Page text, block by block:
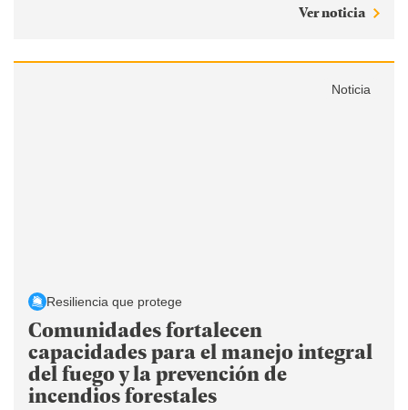
Ver noticia
Noticia
Resiliencia que protege
Comunidades fortalecen
capacidades para el manejo integral
del fuego y la prevención de
incendios forestales